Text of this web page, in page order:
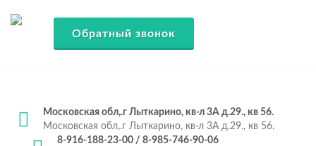
Обратный звонок
Московская обл,.г Лыткарино, кв-л 3А д.29., кв 56.
Московская обл,.г Лыткарино, кв-л 3А д.29., кв 56.
8-916-188-23-00 / 8-985-746-90-06